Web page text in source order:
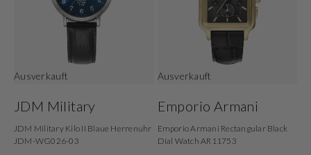
Ausverkauft
JDM Military
JDM Military Kilo II Blaue Herrenuhr
JDM-WG026-03
Ausverkauft
Emporio Armani
Emporio Armani Rectangular Black
Dial Watch AR11753